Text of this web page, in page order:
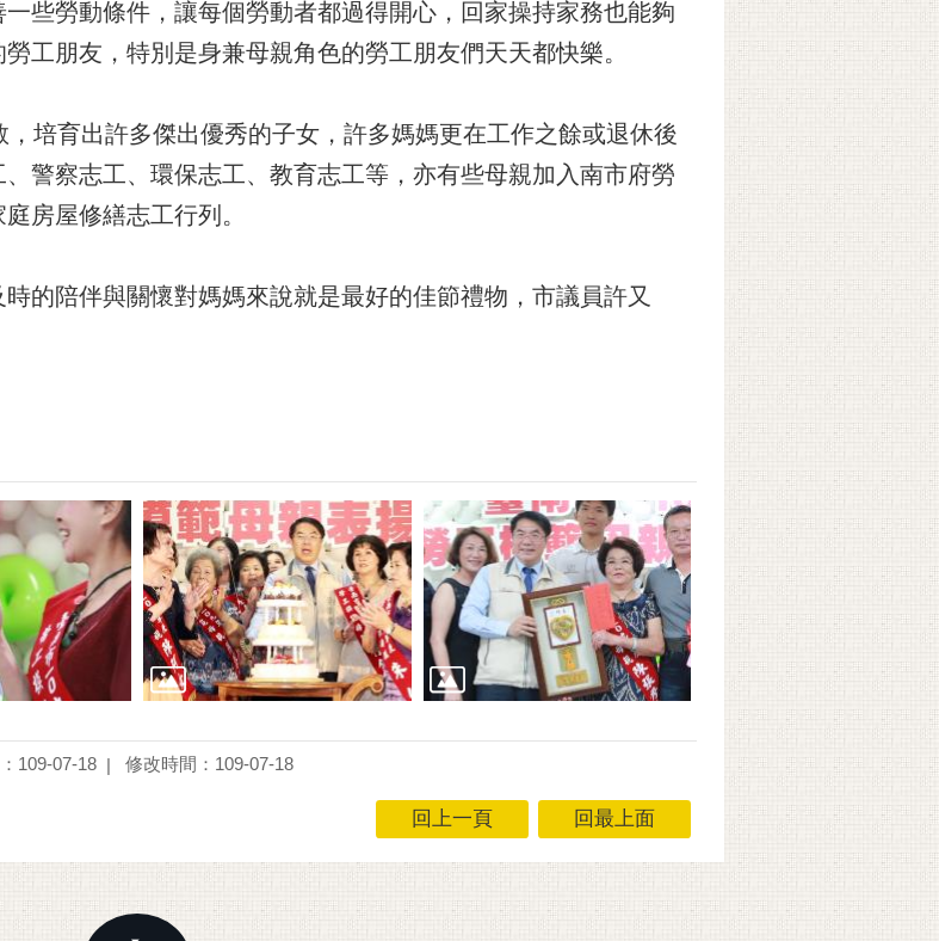
些勞動條件，讓每個勞動者都過得開心，回家操持家務也能夠
工朋友，特別是身兼母親角色的勞工朋友們天天都快樂。
培育出許多傑出優秀的子女，許多媽媽更在工作之餘或退休後
警察志工、環保志工、教育志工等，亦有些母親加入南市府勞
房屋修繕志工行列。
的陪伴與關懷對媽媽來說就是最好的佳節禮物，市議員許又
109-07-18 修改時間：109-07-18
回上一頁 回最上面